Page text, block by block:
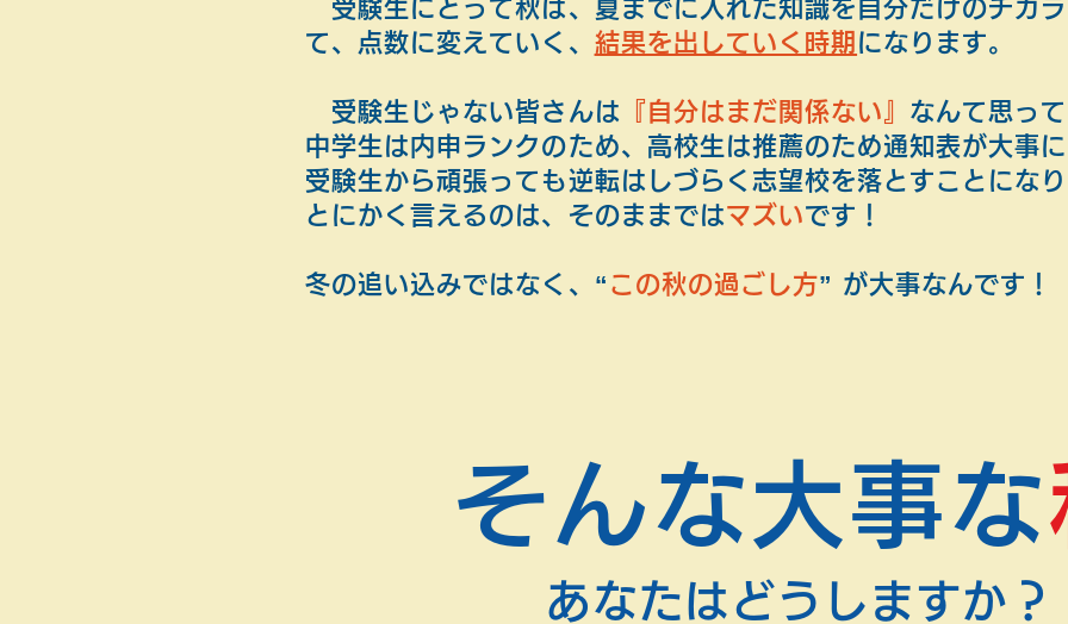
受験生にとって秋は、夏までに入れた知識を自分だけのチカ
て、点数に変えていく、 結果を出していく時期 になります。
受験生じゃない皆さんは 『自分はまだ関係ない』 なんて思っ
中学生は内申ランクのため、高校生は推薦のため通知表が大事
受験生から頑張っても逆転はしづらく志望校を落とすことにな
とにかく言えるのは、そのままではマズいです！
冬の追い込みではなく、“ この秋の過ごし方” が大事なんです！
そんな大事な
あなたはどうしますか？